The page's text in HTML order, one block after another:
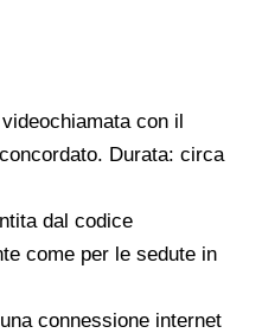
con il
Durata: circa
dal codice
come per le sedute in
connessione internet